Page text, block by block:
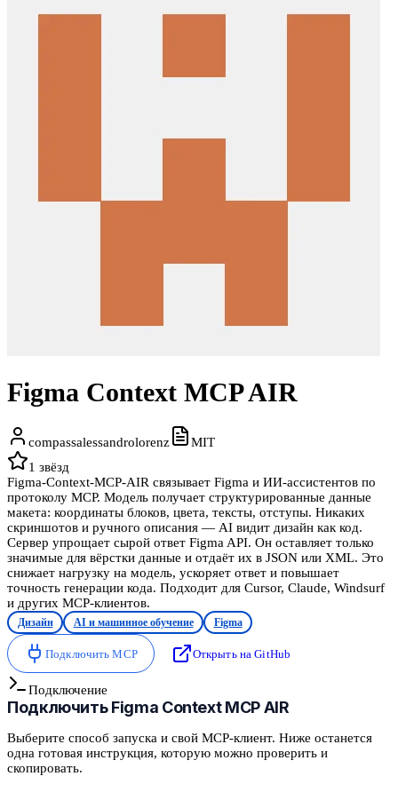
Figma Context MCP AIR
compassalessandrolorenz
MIT
1 звёзд
Figma-Context-MCP-AIR связывает Figma и ИИ-ассистентов по
протоколу MCP. Модель получает структурированные данные
макета: координаты блоков, цвета, тексты, отступы. Никаких
скриншотов и ручного описания — AI видит дизайн как код.
Сервер упрощает сырой ответ Figma API. Он оставляет только
значимые для вёрстки данные и отдаёт их в JSON или XML. Это
снижает нагрузку на модель, ускоряет ответ и повышает
точность генерации кода. Подходит для Cursor, Claude, Windsurf
и других MCP-клиентов.
Дизайн AI и машинное обучение Figma
Подключить MCP Открыть на GitHub
Подключение
ПодключитьFigma Context MCP AIR
Выберите способ запуска и свой MCP-клиент. Ниже останется
одна готовая инструкция, которую можно проверить и
скопировать.